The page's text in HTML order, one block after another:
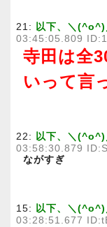
21: 以下、＼(^o^)
03:45:05.809
寺田は全
いって言
22: 以下、＼(^o^)
03:58:30.879
ながすぎ
15: 以下、＼(^o^)
03:28:51.677